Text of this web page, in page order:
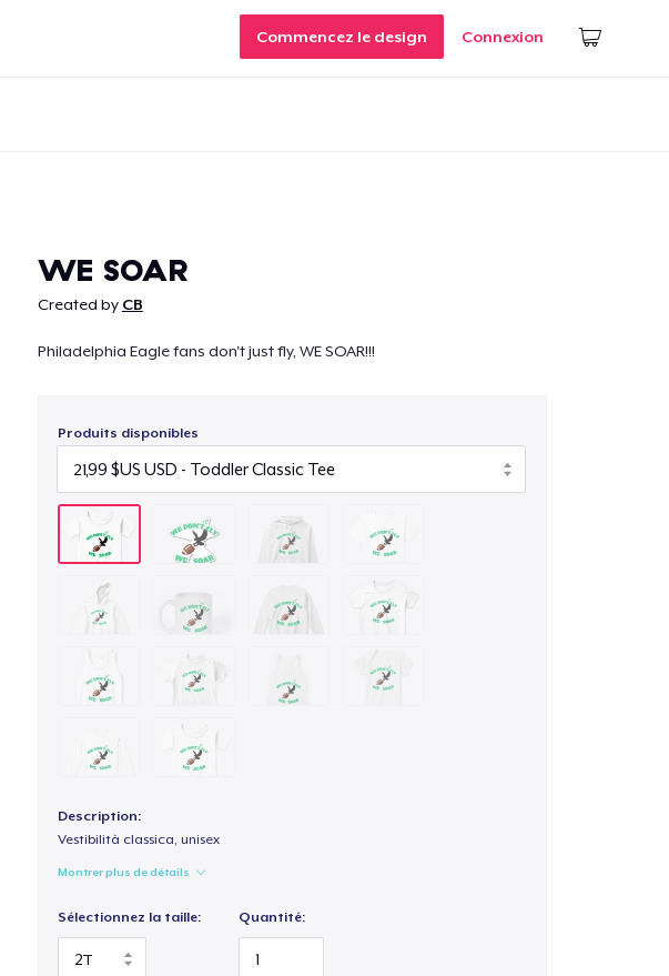
Commencez le design Connexion
WE SOAR
Created by CB
Philadelphia Eagle fans don't just fly, WE SOAR!!!
Produits disponibles
Description:
Vestibilità classica, unisex
Montrer plus de détails
Sélectionnez la taille: Quantité: